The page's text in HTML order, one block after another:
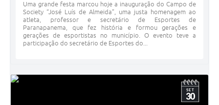
Uma grande festa marcou hoje a inauguração do Campo de
Society “José Luís de Almeida”, uma justa homenagem ao
atleta, professor e secretário de Esportes de
Paranapanema, que fez história e formou gerações e
gerações de esportistas no município. O evento teve a
participação do secretário de Esportes do...
SET
30